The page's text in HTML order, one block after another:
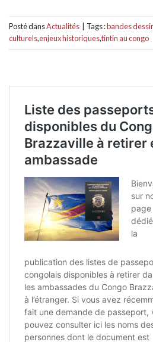
Posté dansActualités Tags :bandes
culturels,enjeux historiques,tintin au congo